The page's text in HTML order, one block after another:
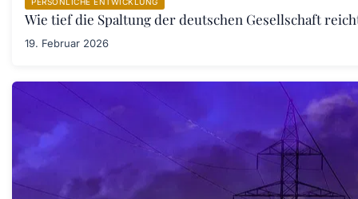
Wie tief die Spaltung der deutschen Gesellschaft
19. Februar 2026